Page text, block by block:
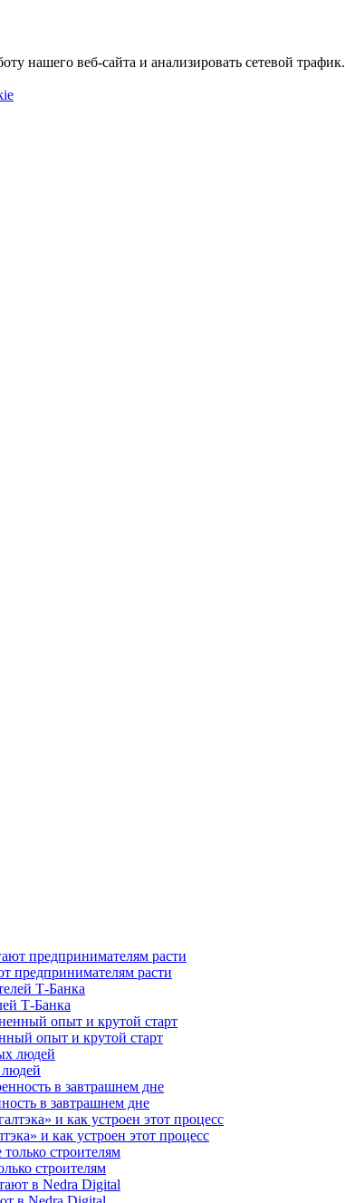
нашего веб-сайта и анализировать сетевой трафик.
предпринимателям расти
Т-Банка
опыт и крутой старт
в завтрашнем дне
и как устроен этот процесс
строителям